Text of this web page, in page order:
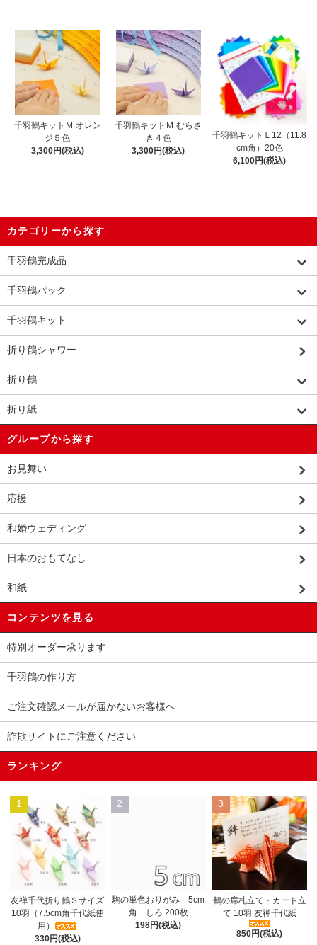
千羽鶴キットＭ オレン
ジ５色
3,300円(税込)
千羽鶴キットＭ むらさ
き４色
3,300円(税込)
千羽鶴キットＬ12（11.8
cm角）20色
6,100円(税込)
カテゴリーから探す
千羽鶴完成品
千羽鶴パック
千羽鶴キット
折り鶴シャワー
折り鶴
折り紙
グループから探す
お見舞い
応援
和婚ウェディング
日本のおもてなし
和紙
コンテンツを見る
特別オーダー承ります
千羽鶴の作り方
ご注文確認メールが届かないお客様へ
詐欺サイトにご注意ください
ランキング
1
友禅千代折り鶴Ｓサイズ
10羽（7.5cm角千代紙使
用）
330円(税込)
2
駒の単色おりがみ 5cm
角 しろ 200枚
198円(税込)
3
鶴の席札立て・カード立
て 10羽 友禅千代紙
850円(税込)